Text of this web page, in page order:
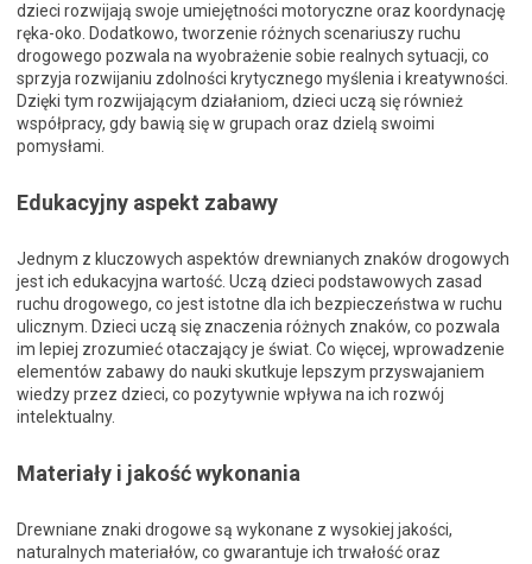
dzieci rozwijają swoje umiejętności motoryczne oraz koordynację
ręka-oko. Dodatkowo, tworzenie różnych scenariuszy ruchu
drogowego pozwala na wyobrażenie sobie realnych sytuacji, co
sprzyja rozwijaniu zdolności krytycznego myślenia i kreatywności.
Dzięki tym rozwijającym działaniom, dzieci uczą się również
współpracy, gdy bawią się w grupach oraz dzielą swoimi
pomysłami.
Edukacyjny aspekt zabawy
Jednym z kluczowych aspektów drewnianych znaków drogowych
jest ich edukacyjna wartość. Uczą dzieci podstawowych zasad
ruchu drogowego, co jest istotne dla ich bezpieczeństwa w ruchu
ulicznym. Dzieci uczą się znaczenia różnych znaków, co pozwala
im lepiej zrozumieć otaczający je świat. Co więcej, wprowadzenie
elementów zabawy do nauki skutkuje lepszym przyswajaniem
wiedzy przez dzieci, co pozytywnie wpływa na ich rozwój
intelektualny.
Materiały i jakość wykonania
Drewniane znaki drogowe są wykonane z wysokiej jakości,
naturalnych materiałów, co gwarantuje ich trwałość oraz